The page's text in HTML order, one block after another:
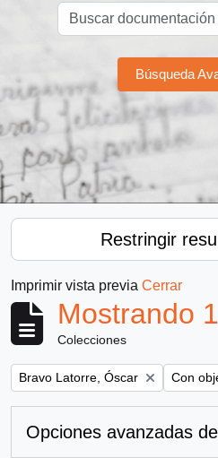
Búsqueda
Restringir
Imprimir vista previa Cerrar
Mostrando
Colecciones
Remove filter:
Bravo Latorre, Óscar Con
Opciones avanzadas